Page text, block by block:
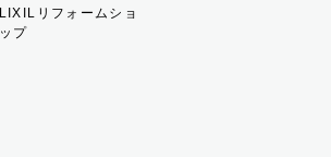
LIXILリフォームショ
ップ